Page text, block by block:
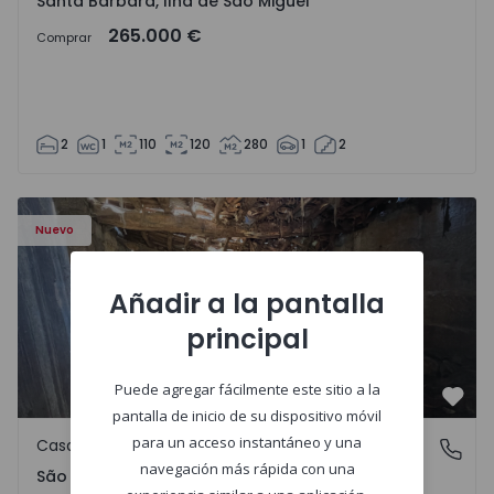
Comprar 265.000 €
2 1 110 120 280 1 2
Nuevo
Casa Vila Real, São Tomé do Castelo e Justes - 1575189 - 1
São Tomé do Castelo e Justes, Vila Real
Casa de Campo
São Tomé do Castelo e Justes, Vila Real
Añadir a la pantalla
principal
Puede agregar fácilmente este sitio a la
pantalla de inicio de su dispositivo móvil
para un acceso instantáneo y una
navegación más rápida con una